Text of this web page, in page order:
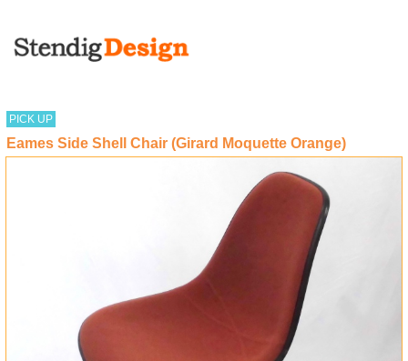
PICK UP
Eames Side Shell Chair (Girard Moquette Orange)